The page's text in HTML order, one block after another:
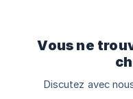
Vous ne
Discutez avec